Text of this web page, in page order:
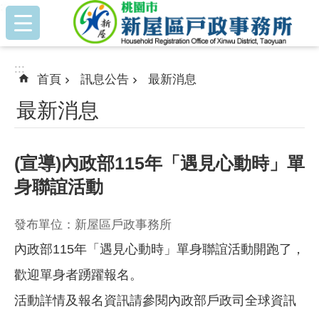
跳到主要內容區塊
:::
:::
首頁 訊息公告 最新消息
最新消息
(宣導)內政部115年「遇見心動時」單
身聯誼活動
發布單位：新屋區戶政事務所
內政部115年「遇見心動時」單身聯誼活動開跑了，
歡迎單身者踴躍報名。
活動詳情及報名資訊請參閱內政部戶政司全球資訊